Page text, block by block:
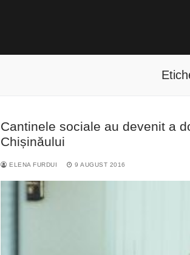
Cantinele sociale au devenit a
Chișinăului
ELENA FURDUI 9 AUGUST 2016